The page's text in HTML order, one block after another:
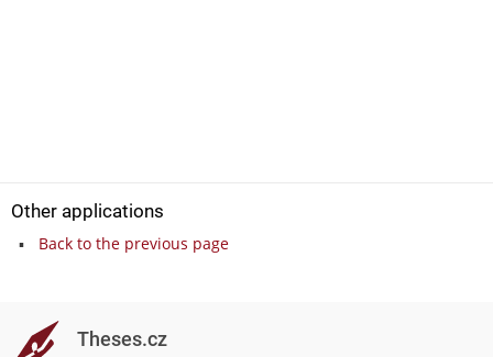
Other applications
Back to the previous page
Theses.cz